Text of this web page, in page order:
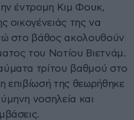
έντρομη Κιμ Φουκ,
οικογένειάς της να
στο βάθος ακολουθούν
του Νοτίου Βιετνάμ.
τρίτου βαθμού στο
επιβίωσή της θεωρήθηκε
νοσηλεία και